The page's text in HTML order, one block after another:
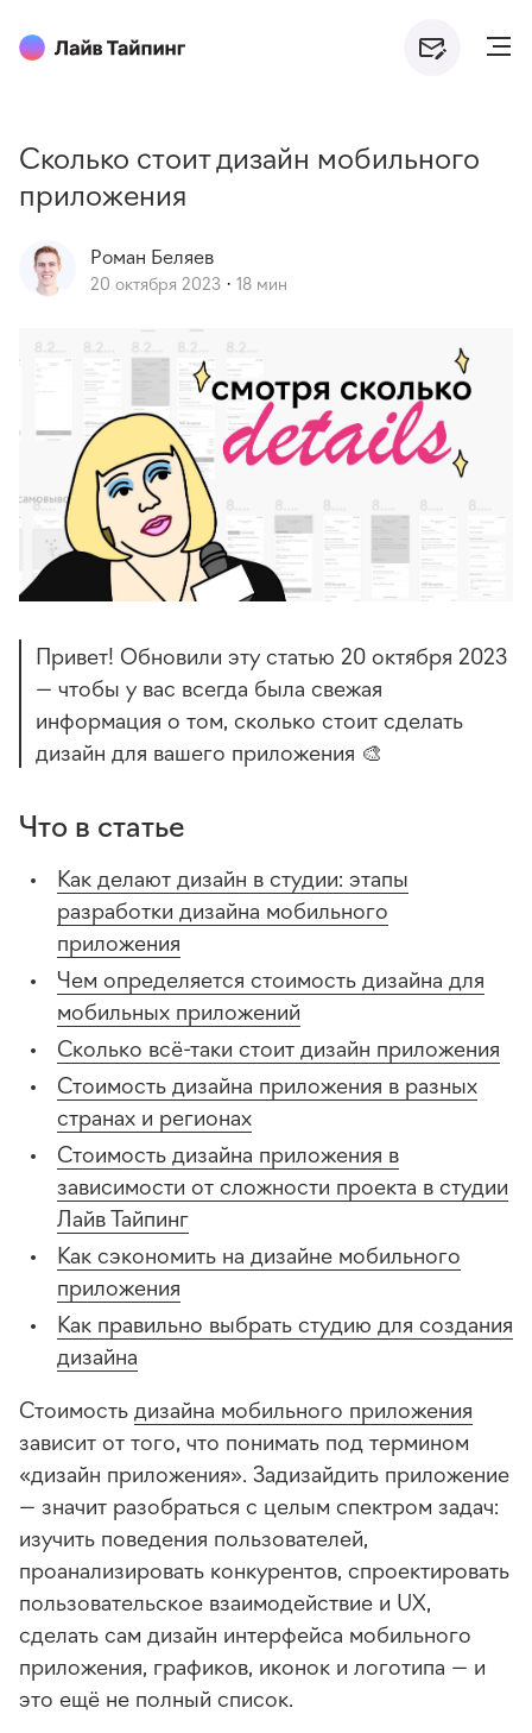
Сколько стоит дизайн мобильного
приложения
Роман Беляев
20 октября 2023 · 18 мин
Привет! Обновили эту статью 20 октября 2023
— чтобы у вас всегда была свежая
информация о том, сколько стоит сделать
дизайн для вашего приложения 🎨
Что в статье
Как делают дизайн в студии: этапы
разработки дизайна мобильного
приложения
Чем определяется стоимость дизайна для
мобильных приложений
Сколько всё-таки стоит дизайн приложения
Стоимость дизайна приложения в разных
странах и регионах
Стоимость дизайна приложения в
зависимости от сложности проекта в студии
Лайв Тайпинг
Как сэкономить на дизайне мобильного
приложения
Как правильно выбрать студию для создания
дизайна
Стоимостьдизайна мобильного приложения
зависит от того, что понимать под термином
«дизайн приложения». Задизайдить приложение
— значит разобраться с целым спектром задач:
изучить поведения пользователей,
проанализировать конкурентов, спроектировать
пользовательское взаимодействие и UX,
сделать сам дизайн интерфейса мобильного
приложения, графиков, иконок и логотипа — и
это ещё не полный список.